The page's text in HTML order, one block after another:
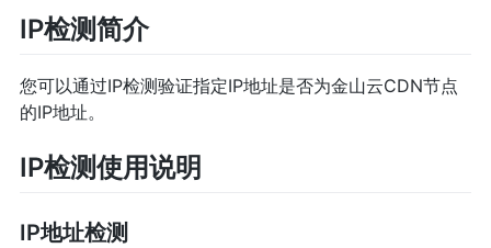
IP检测简介
您可以通过IP检测验证指定IP地址是否为金山云CDN节点
的IP地址。
IP检测使用说明
IP地址检测